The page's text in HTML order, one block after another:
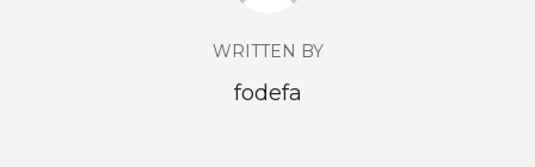
WRITTEN BY
fodefa